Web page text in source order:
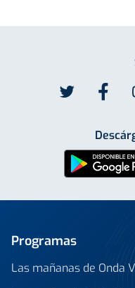
Programas
Las mañanas de Onda